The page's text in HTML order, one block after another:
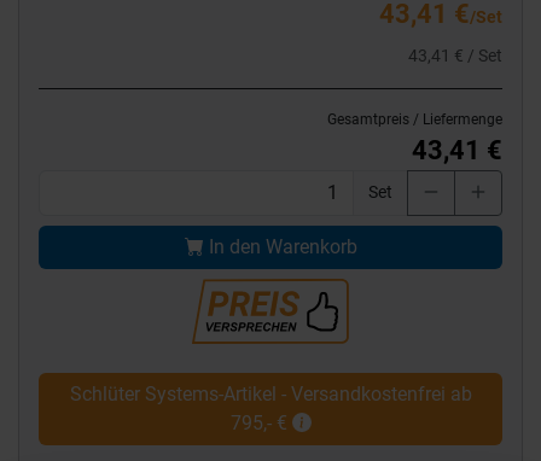
43,41 €/Set
43,41 € / Set
Gesamtpreis / Liefermenge
43,41 €
Set
In den Warenkorb
Schlüter Systems-Artikel - Versandkostenfrei ab
795,- €